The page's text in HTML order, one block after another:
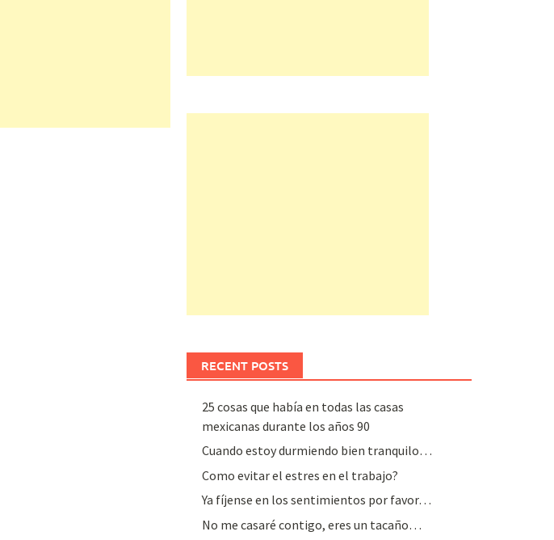
RECENT POSTS
25 cosas que había en todas las casas
mexicanas durante los años 90
Cuando estoy durmiendo bien tranquilo…
Como evitar el estres en el trabajo?
Ya fíjense en los sentimientos por favor…
No me casaré contigo, eres un tacaño…